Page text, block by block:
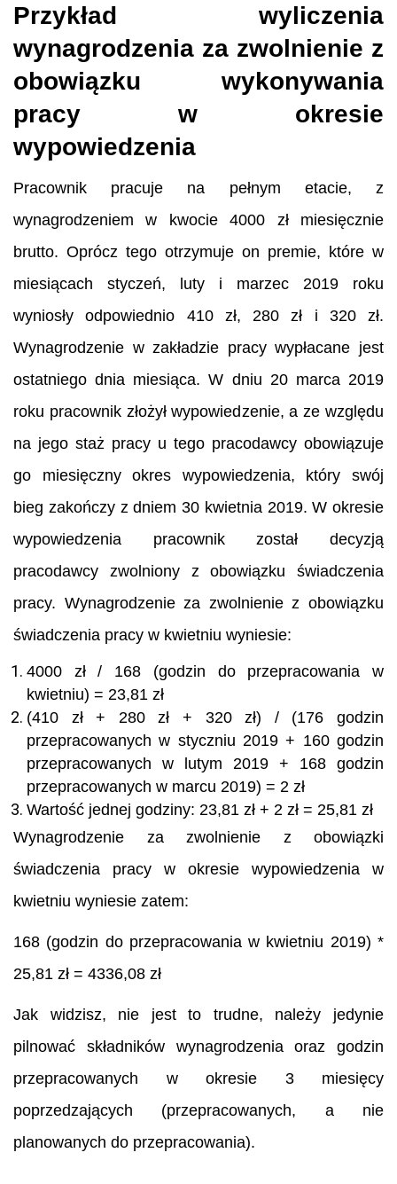
Przykład wyliczenia
wynagrodzenia za zwolnienie z
obowiązku wykonywania
pracy w okresie
wypowiedzenia
Pracownik pracuje na pełnym etacie, z
wynagrodzeniem w kwocie 4000 zł miesięcznie
brutto. Oprócz tego otrzymuje on premie, które w
miesiącach styczeń, luty i marzec 2019 roku
wyniosły odpowiednio 410 zł, 280 zł i 320 zł.
Wynagrodzenie w zakładzie pracy wypłacane jest
ostatniego dnia miesiąca. W dniu 20 marca 2019
roku pracownik złożył wypowiedzenie, a ze względu
na jego staż pracy u tego pracodawcy obowiązuje
go miesięczny okres wypowiedzenia, który swój
bieg zakończy z dniem 30 kwietnia 2019. W okresie
wypowiedzenia pracownik został decyzją
pracodawcy zwolniony z obowiązku świadczenia
pracy. Wynagrodzenie za zwolnienie z obowiązku
świadczenia pracy w kwietniu wyniesie:
4000 zł / 168 (godzin do przepracowania w
kwietniu) = 23,81 zł
(410 zł + 280 zł + 320 zł) / (176 godzin
przepracowanych w styczniu 2019 + 160 godzin
przepracowanych w lutym 2019 + 168 godzin
przepracowanych w marcu 2019) = 2 zł
Wartość jednej godziny: 23,81 zł + 2 zł = 25,81 zł
Wynagrodzenie za zwolnienie z obowiązki
świadczenia pracy w okresie wypowiedzenia w
kwietniu wyniesie zatem:
168 (godzin do przepracowania w kwietniu 2019) *
25,81 zł = 4336,08 zł
Jak widzisz, nie jest to trudne, należy jedynie
pilnować składników wynagrodzenia oraz godzin
przepracowanych w okresie 3 miesięcy
poprzedzających (przepracowanych, a nie
planowanych do przepracowania).